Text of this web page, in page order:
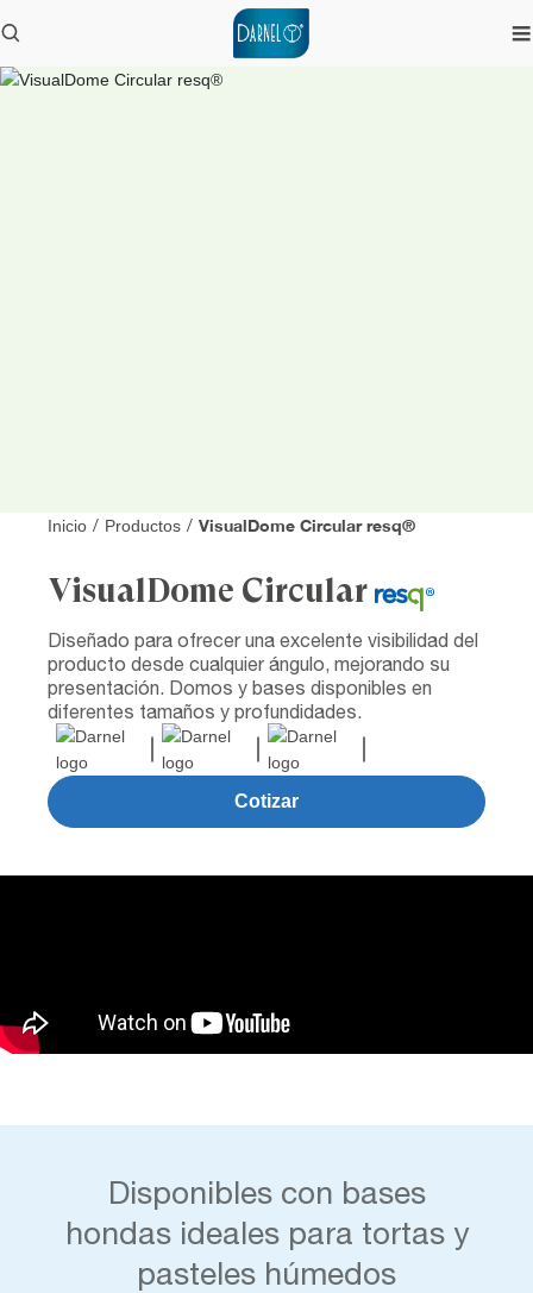
Inicio / Productos / VisualDome Circular resq®
VisualDome Circular
Diseñado para ofrecer una excelente visibilidad del
producto desde cualquier ángulo, mejorando su
presentación. Domos y bases disponibles en
diferentes tamaños y profundidades.
Cotizar
Disponibles con bases
hondas ideales para tortas y
pasteles húmedos